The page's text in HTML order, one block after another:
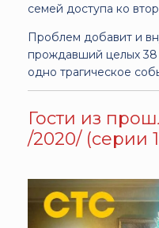
семей доступа ко
Проблем добавит и
прождавший целых 38
одно трагическое
Гости из
/2020/ (серии